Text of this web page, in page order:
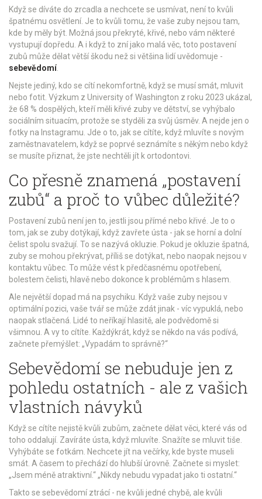
Když se díváte do zrcadla a nechcete se usmívat, není to kvůli
špatnému osvětlení. Je to kvůli tomu, že vaše zuby nejsou tam,
kde by měly být. Možná jsou překryté, křivé, nebo vám některé
vystupují dopředu. A i když to zní jako malá věc, toto postavení
zubů může dělat větší škodu než si většina lidí uvědomuje -
sebevědomí.
Nejste jediný, kdo se cítí nekomfortně, když se musí smát, mluvit
nebo fotit. Výzkum z University of Washington z roku 2023 ukázal,
že 68 % dospělých, kteří měli křivé zuby ve dětství, se vyhýbalo
sociálním situacím, protože se styděli za svůj úsměv. A nejde jen o
fotky na Instagramu. Jde o to, jak se cítíte, když mluvíte s novým
zaměstnavatelem, když se poprvé seznámíte s někým nebo když
se musíte přiznat, že jste nechtěli jít k ortodontovi.
Co přesně znamená „postavení
zubů“ a proč to vůbec důležité?
Postavení zubů není jen to, jestli jsou přímé nebo křivé. Je to o
tom, jak se zuby dotýkají, když zavřete ústa - jak se horní a dolní
čelist spolu svažují. To se nazývá okluzie. Pokud je okluzie špatná,
zuby se mohou překrývat, příliš se dotýkat, nebo naopak nejsou v
kontaktu vůbec. To může vést k předčasnému opotřebení,
bolestem čelisti, hlavě nebo dokonce k problémům s hlasem.
Ale největší dopad má na psychiku. Když vaše zuby nejsou v
optimální pozici, vaše tvář se může zdát jinak - víc vypuklá, nebo
naopak stlačená. Lidé to neříkají hlasitě, ale podvědomě si
všimnou. A vy to cítíte. Každýkrát, když se někdo na vás podívá,
začnete přemýšlet: „Vypadám to správně?“
Sebevědomí se nebuduje jen z
pohledu ostatních - ale z vašich
vlastních návyků
Když se cítíte nejistě kvůli zubům, začnete dělat věci, které vás od
toho oddalují. Zavíráte ústa, když mluvíte. Snažíte se mluvit tiše.
Vyhýbáte se fotkám. Nechcete jít na večírky, kde byste museli
smát. A časem to přechází do hlubší úrovně. Začnete si myslet:
„Jsem méně atraktivní.“ „Nikdy nebudu vypadat jako ti ostatní.“
Takto se sebevědomí ztrácí - ne kvůli jedné chybě, ale kvůli